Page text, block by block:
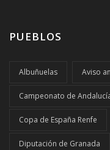
PUEBLOS
Albuñuelas Aviso
Campeonato de
Copa de España Renfe
Diputación de Granada